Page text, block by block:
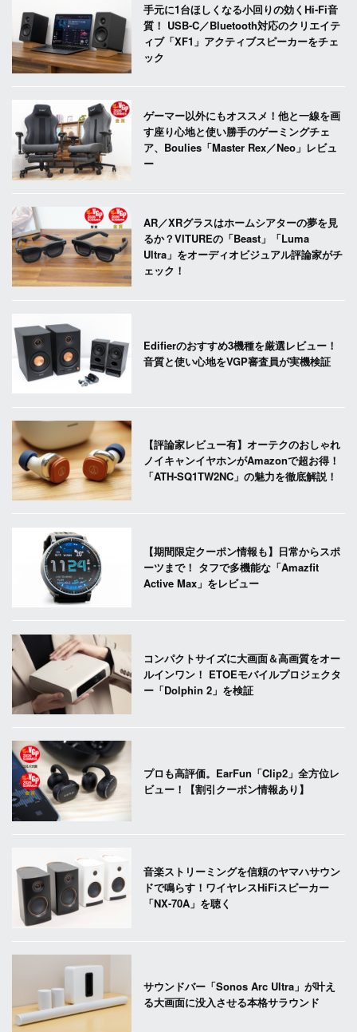
手元に1台ほしくなる小回りの効くHi-Fi音
質！ USB-C／Bluetooth対応のクリエイテ
ィブ「XF1」アクティブスピーカーをチェ
ック
ゲーマー以外にもオススメ！他と一線を画
す座り心地と使い勝手のゲーミングチェ
ア、Boulies「Master Rex／Neo」レビュ
ー
AR／XRグラスはホームシアターの夢を見
るか？VITUREの「Beast」「Luma
Ultra」をオーディオビジュアル評論家がチ
ェック！
Edifierのおすすめ3機種を厳選レビュー！
音質と使い心地をVGP審査員が実機検証
【評論家レビュー有】オーテクのおしゃれ
ノイキャンイヤホンがAmazonで超お得！
「ATH-SQ1TW2NC」の魅力を徹底解説！
【期間限定クーポン情報も】日常からスポ
ーツまで！ タフで多機能な「Amazfit
Active Max」をレビュー
コンパクトサイズに大画面＆高画質をオー
ルインワン！ ETOEモバイルプロジェクタ
ー「Dolphin 2」を検証
プロも高評価。EarFun「Clip2」全方位レ
ビュー！【割引クーポン情報あり】
音楽ストリーミングを信頼のヤマハサウン
ドで鳴らす！ワイヤレスHiFiスピーカー
「NX-70A」を聴く
サウンドバー「Sonos Arc Ultra」が叶え
る大画面に没入させる本格サラウンド